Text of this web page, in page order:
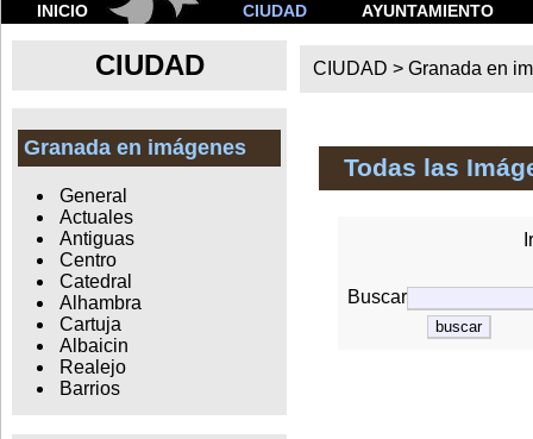
INICIO CIUDAD AYUNTAMIENTO
CIUDAD
Granada en imágenes
General
Actuales
Antiguas
Centro
Catedral
Alhambra
Cartuja
Albaicin
Realejo
Barrios
CIUDAD >Granada en
Todas las
Buscar